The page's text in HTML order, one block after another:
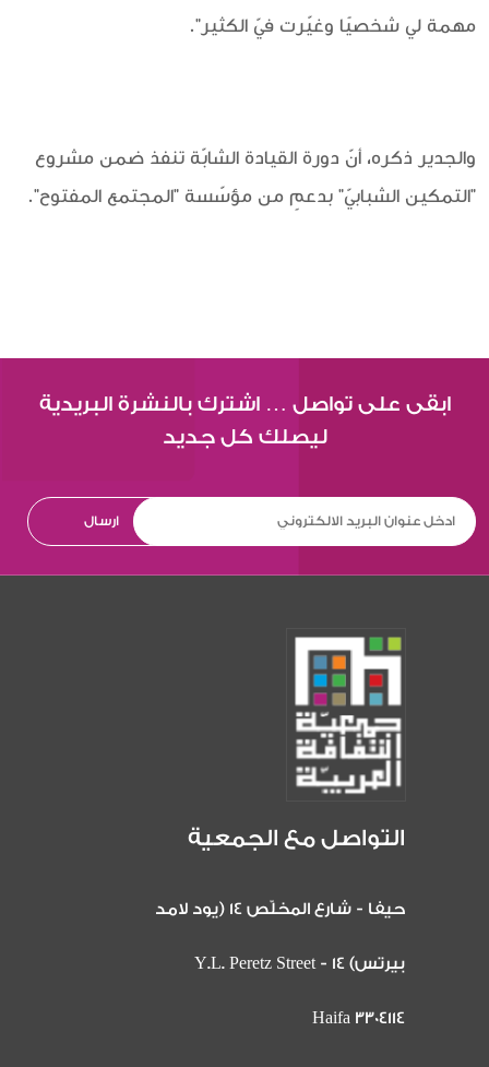
مهمة لي شخصيًا وغيّرت فيّ الكثير".
والجدير ذكره، أنّ دورة القيادة الشابّة تنفذ ضمن مشروع
"التمكين الشبابيّ" بدعمٍ من مؤسّسة "المجتمع المفتوح".
ابقى على تواصل … اشترك بالنشرة البريدية
ليصلك كل جديد
التواصل مع الجمعية
حيفا - شارع المخلّص 14 (يود لامد
بيرتس) 14 Y.L. Peretz Street -
Haifa 3304114